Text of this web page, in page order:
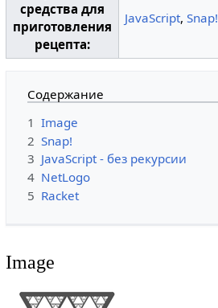
средства для
приготовления
рецепта:
JavaScript,Snap!
Содержание
1 Image
2 Snap!
3 JavaScript - без рекурсии
4 NetLogo
5 Racket
Image